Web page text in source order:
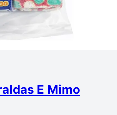
E Mimo